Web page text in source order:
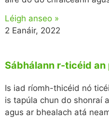
Léigh anseo »
2 Eanáir, 2022
Sábhálann r-ticéid an
Is iad ríomh-thicéid nó
is tapúla chun do shonraí
​​agus ar bhealach atá